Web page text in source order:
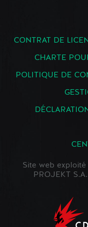
CONTRAT DE
CHARTE
POLITIQUE DE
Site web exploité
PROJEKT